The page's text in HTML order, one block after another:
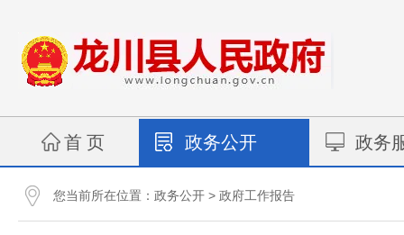
首 页 政务公开 政务
您当前所在位置： 政务公开 > 政府工作报告